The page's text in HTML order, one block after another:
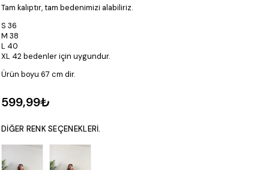
Tam kalıptır, tam bedenimizi alabiliriz.
S 36
M 38
L 40
XL 42 bedenler için uygundur.
Ürün boyu 67 cm dir.
599,99₺
DIĞER RENK SEÇENEKLERI.